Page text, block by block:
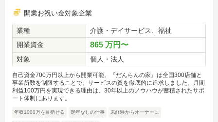
開業お祝い金対象企業
業種
介護・デイサービス、福祉
開業資金
865 万円〜
対象 個人・法人
自己資金700万円以上から開業可能。『だんらんの家』は全国300店舗と
事業所数を制限することで、サービスの質を徹底的に追求しました。月間
利益100万円を実現できる理由は、30年以上のノウハウが蓄積されたサポ
ート体制にあります。
年収1000万を目指せる 定年なしの仕事 未経験からオーナーに